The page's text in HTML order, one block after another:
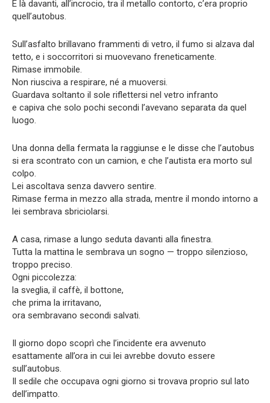
E là davanti, all’incrocio, tra il metallo contorto, c’era proprio
quell’autobus.
Sull’asfalto brillavano frammenti di vetro, il fumo si alzava dal
tetto, e i soccorritori si muovevano freneticamente.
Rimase immobile.
Non riusciva a respirare, né a muoversi.
Guardava soltanto il sole riflettersi nel vetro infranto
e capiva che solo pochi secondi l’avevano separata da quel
luogo.
Una donna della fermata la raggiunse e le disse che l’autobus
si era scontrato con un camion, e che l’autista era morto sul
colpo.
Lei ascoltava senza davvero sentire.
Rimase ferma in mezzo alla strada, mentre il mondo intorno a
lei sembrava sbriciolarsi.
A casa, rimase a lungo seduta davanti alla finestra.
Tutta la mattina le sembrava un sogno — troppo silenzioso,
troppo preciso.
Ogni piccolezza:
la sveglia, il caffè, il bottone,
che prima la irritavano,
ora sembravano secondi salvati.
Il giorno dopo scoprì che l’incidente era avvenuto
esattamente all’ora in cui lei avrebbe dovuto essere
sull’autobus.
Il sedile che occupava ogni giorno si trovava proprio sul lato
dell’impatto.